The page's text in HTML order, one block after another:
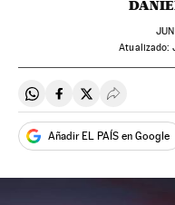
JUN
atualizado:
Compartir en Whatsapp
Compartir en
Compartir en
Añadir EL PAÍS en Google